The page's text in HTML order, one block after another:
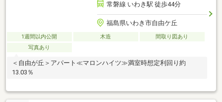
常磐線 いわき駅 徒歩44分
福島県いわき市自由ケ丘
1週間以内公開 木造
間取り図あり
写真あり
＜自由が丘＞アパート≪マロンハイツ≫満室時想定利回り約
13.03％